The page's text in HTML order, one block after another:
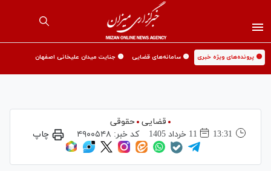
🟡 پرونده‌های ویژه خبری 🟡 سامانه‌های قضایی 🟡 جنایت میدان علیخانی اصفهان
قضایی حقوقی
13:31
11 خرداد 1405 کد خبر: ۴۹۰۰۵۴۸ چاپ